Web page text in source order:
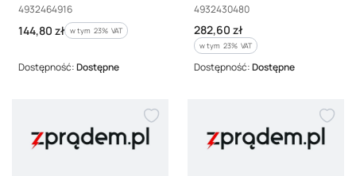
Kod producenta
4932464916
Cena brutto
144,80 zł w tym %s VAT
w tym 23% VAT
Dostępność:Dostępne
Kod producenta
4932430480
Cena brutto
282,60 zł
w tym %s VAT
w tym 23% VAT
Dostępność:Dostępne